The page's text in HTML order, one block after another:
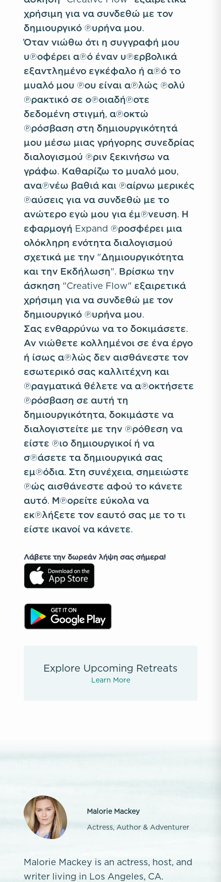
χρήσιμη για να συνδεθώ με τον
δημιουργικό πυρήνα μου.
Όταν νιώθω ότι η συγγραφή μου
υποφέρει από έναν υπερβολικά
εξαντλημένο εγκέφαλο ή από το
μυαλό μου που είναι απλώς πολύ
πρακτικό σε οποιαδήποτε
δεδομένη στιγμή, αποκτώ
πρόσβαση στη δημιουργικότητά
μου μέσω μιας γρήγορης συνεδρίας
διαλογισμού πριν ξεκινήσω να
γράφω. Καθαρίζω το μυαλό μου,
αναπνέω βαθιά και παίρνω μερικές
παύσεις για να συνδεθώ με το
ανώτερο εγώ μου για έμπνευση. Η
εφαρμογή Expand προσφέρει μια
ολόκληρη ενότητα διαλογισμού
σχετικά με την "Δημιουργικότητα
και την Εκδήλωση". Βρίσκω την
άσκηση "Creative Flow" εξαιρετικά
χρήσιμη για να συνδεθώ με τον
δημιουργικό πυρήνα μου.
Σας ενθαρρύνω να το δοκιμάσετε.
Αν νιώθετε κολλημένοι σε ένα έργο
ή ίσως απλώς δεν αισθάνεστε τον
εσωτερικό σας καλλιτέχνη και
πραγματικά θέλετε να αποκτήσετε
πρόσβαση σε αυτή τη
δημιουργικότητα, δοκιμάστε να
διαλογιστείτε με την πρόθεση να
είστε πιο δημιουργικοί ή να
σπάσετε τα δημιουργικά σας
εμπόδια. Στη συνέχεια, σημειώστε
πώς αισθάνεστε αφού το κάνετε
αυτό. Μπορείτε εύκολα να
εκπλήξετε τον εαυτό σας με το τι
είστε ικανοί να κάνετε.
Λάβετε την δωρεάν λήψη σας σήμερα!
Explore Upcoming Retreats
Learn More
Malorie Mackey
Actress, Author & Adventurer
Malorie Mackey is an actress, host, and
writer living in Los Angeles, CA.